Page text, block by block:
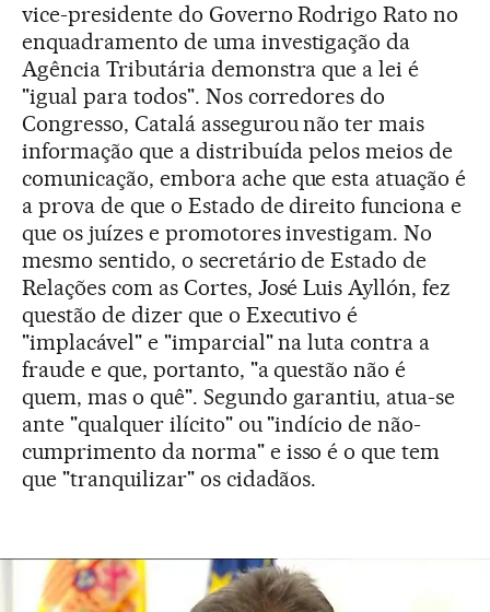
vice-presidente do Governo Rodrigo Rato no
enquadramento de uma investigação da
Agência Tributária demonstra que a lei é
"igual para todos". Nos corredores do
Congresso, Catalá assegurou não ter mais
informação que a distribuída pelos meios de
comunicação, embora ache que esta atuação é
a prova de que o Estado de direito funciona e
que os juízes e promotores investigam. No
mesmo sentido, o secretário de Estado de
Relações com as Cortes, José Luis Ayllón, fez
questão de dizer que o Executivo é
"implacável" e "imparcial" na luta contra a
fraude e que, portanto, "a questão não é
quem, mas o quê". Segundo garantiu, atua-se
ante "qualquer ilícito" ou "indício de não-
cumprimento da norma" e isso é o que tem
que "tranquilizar" os cidadãos.